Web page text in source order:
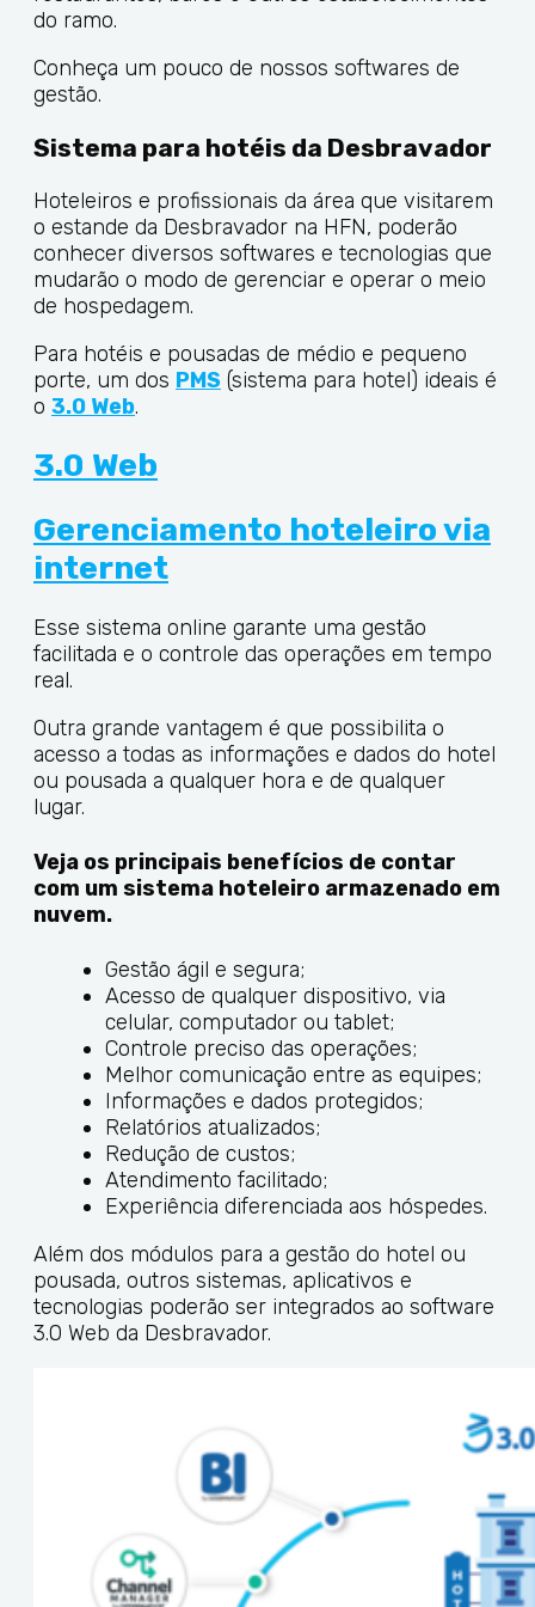
do ramo.
Conheça um pouco de nossos softwares de
gestão.
Sistema para hotéis da Desbravador
Hoteleiros e profissionais da área que visitarem
o estande da Desbravador na HFN, poderão
conhecer diversos softwares e tecnologias que
mudarão o modo de gerenciar e operar o meio
de hospedagem.
Para hotéis e pousadas de médio e pequeno
porte, um dos PMS (sistema para hotel) ideais é
o 3.0 Web.
3.0 Web
Gerenciamento hoteleiro via
internet
Esse sistema online garante uma gestão
facilitada e o controle das operações em tempo
real.
Outra grande vantagem é que possibilita o
acesso a todas as informações e dados do hotel
ou pousada a qualquer hora e de qualquer
lugar.
Veja os principais benefícios de contar
com um sistema hoteleiro armazenado em
nuvem.
Gestão ágil e segura;
Acesso de qualquer dispositivo, via
celular, computador ou tablet;
Controle preciso das operações;
Melhor comunicação entre as equipes;
Informações e dados protegidos;
Relatórios atualizados;
Redução de custos;
Atendimento facilitado;
Experiência diferenciada aos hóspedes.
Além dos módulos para a gestão do hotel ou
pousada, outros sistemas, aplicativos e
tecnologias poderão ser integrados ao software
3.0 Web da Desbravador.